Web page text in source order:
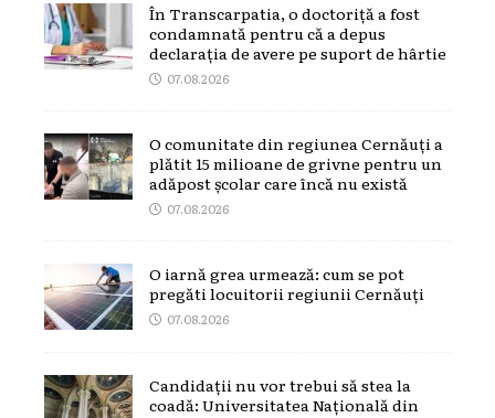
În Transcarpatia, o doctoriță a fost
condamnată pentru că a depus
declarația de avere pe suport de hârtie
07.08.2026
O comunitate din regiunea Cernăuți a
plătit 15 milioane de grivne pentru un
adăpost școlar care încă nu există
07.08.2026
O iarnă grea urmează: cum se pot
pregăti locuitorii regiunii Cernăuți
07.08.2026
Candidații nu vor trebui să stea la
coadă: Universitatea Națională din